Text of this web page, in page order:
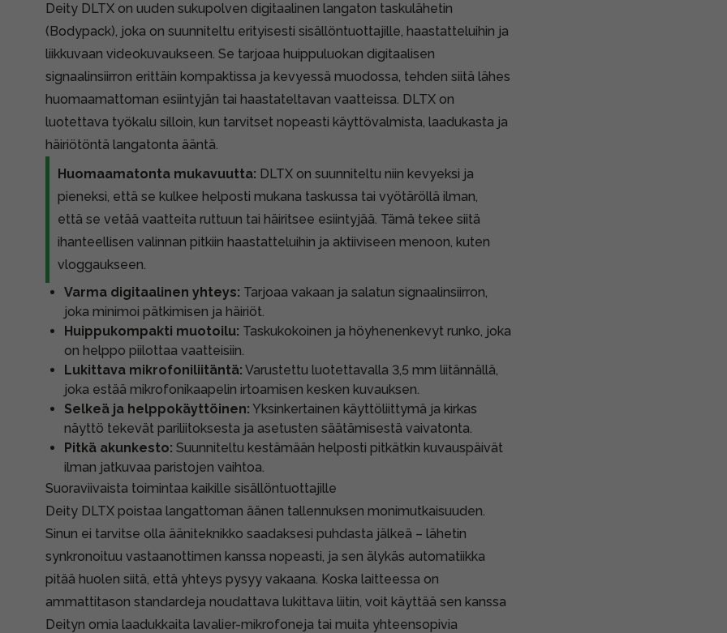
Deity DLTX on uuden sukupolven digitaalinen langaton taskulähetin
(Bodypack), joka on suunniteltu erityisesti sisällöntuottajille, haastatteluihin ja
liikkuvaan videokuvaukseen. Se tarjoaa huippuluokan digitaalisen
signaalinsiirron erittäin kompaktissa ja kevyessä muodossa, tehden siitä lähes
huomaamattoman esiintyjän tai haastateltavan vaatteissa. DLTX on
luotettava työkalu silloin, kun tarvitset nopeasti käyttövalmista, laadukasta ja
häiriötöntä langatonta ääntä.
Huomaamatonta mukavuutta: DLTX on suunniteltu niin kevyeksi ja
pieneksi, että se kulkee helposti mukana taskussa tai vyötäröllä ilman,
että se vetää vaatteita ruttuun tai häiritsee esiintyjää. Tämä tekee siitä
ihanteellisen valinnan pitkiin haastatteluihin ja aktiiviseen menoon, kuten
vloggaukseen.
Varma digitaalinen yhteys: Tarjoaa vakaan ja salatun signaalinsiirron,
joka minimoi pätkimisen ja häiriöt.
Huippukompakti muotoilu: Taskukokoinen ja höyhenenkevyt runko, joka
on helppo piilottaa vaatteisiin.
Lukittava mikrofoniliitäntä: Varustettu luotettavalla 3,5 mm liitännällä,
joka estää mikrofonikaapelin irtoamisen kesken kuvauksen.
Selkeä ja helppokäyttöinen: Yksinkertainen käyttöliittymä ja kirkas
näyttö tekevät pariliitoksesta ja asetusten säätämisestä vaivatonta.
Pitkä akunkesto: Suunniteltu kestämään helposti pitkätkin kuvauspäivät
ilman jatkuvaa paristojen vaihtoa.
Suoraviivaista toimintaa kaikille sisällöntuottajille
Deity DLTX poistaa langattoman äänen tallennuksen monimutkaisuuden.
Sinun ei tarvitse olla ääniteknikko saadaksesi puhdasta jälkeä – lähetin
synkronoituu vastaanottimen kanssa nopeasti, ja sen älykäs automatiikka
pitää huolen siitä, että yhteys pysyy vakaana. Koska laitteessa on
ammattitason standardeja noudattava lukittava liitin, voit käyttää sen kanssa
Deityn omia laadukkaita lavalier-mikrofoneja tai muita yhteensopivia